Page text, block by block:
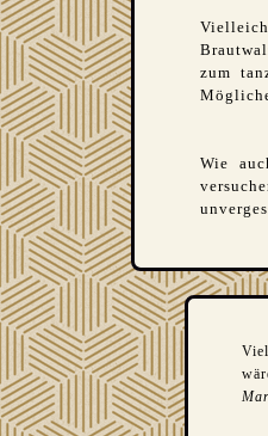
zum
Wie